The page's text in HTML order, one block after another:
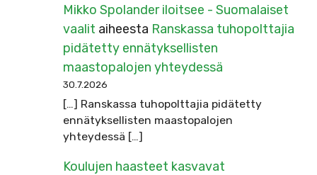
Mikko Spolander iloitsee - Suomalaiset
vaalit aiheesta Ranskassa tuhopolttajia
pidätetty ennätyksellisten
maastopalojen yhteydessä
30.7.2026
[…] Ranskassa tuhopolttajia pidätetty
ennätyksellisten maastopalojen
yhteydessä […]
Koulujen haasteet kasvavat